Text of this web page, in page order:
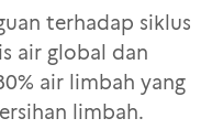
terhadap siklus
air global dan
air limbah yang
limbah.